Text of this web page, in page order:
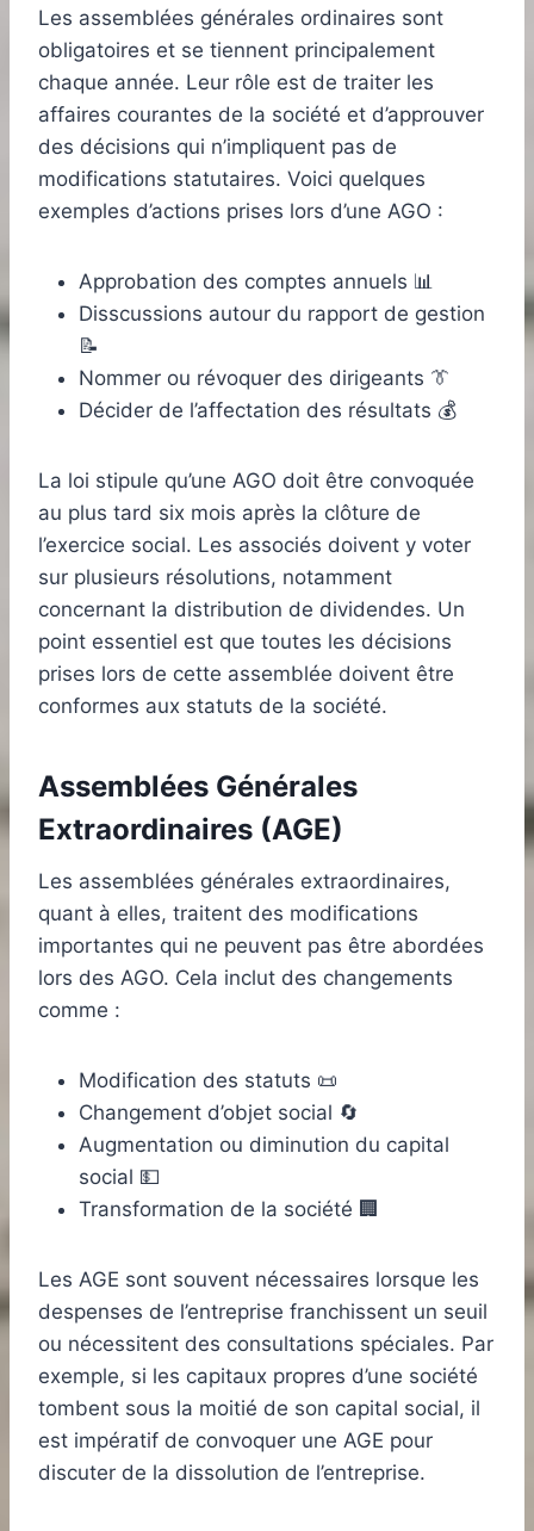
Les assemblées générales ordinaires sont
obligatoires et se tiennent principalement
chaque année. Leur rôle est de traiter les
affaires courantes de la société et d’approuver
des décisions qui n’impliquent pas de
modifications statutaires. Voici quelques
exemples d’actions prises lors d’une AGO :
Approbation des comptes annuels 📊
Disscussions autour du rapport de gestion
📝
Nommer ou révoquer des dirigeants 👔
Décider de l’affectation des résultats 💰
La loi stipule qu’une AGO doit être convoquée
au plus tard six mois après la clôture de
l’exercice social. Les associés doivent y voter
sur plusieurs résolutions, notamment
concernant la distribution de dividendes. Un
point essentiel est que toutes les décisions
prises lors de cette assemblée doivent être
conformes aux statuts de la société.
Assemblées Générales
Extraordinaires (AGE)
Les assemblées générales extraordinaires,
quant à elles, traitent des modifications
importantes qui ne peuvent pas être abordées
lors des AGO. Cela inclut des changements
comme :
Modification des statuts 📜
Changement d’objet social 🔄
Augmentation ou diminution du capital
social 💵
Transformation de la société 🏢
Les AGE sont souvent nécessaires lorsque les
despenses de l’entreprise franchissent un seuil
ou nécessitent des consultations spéciales. Par
exemple, si les capitaux propres d’une société
tombent sous la moitié de son capital social, il
est impératif de convoquer une AGE pour
discuter de la dissolution de l’entreprise.